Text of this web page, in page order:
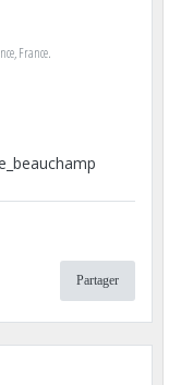
France.
Partager